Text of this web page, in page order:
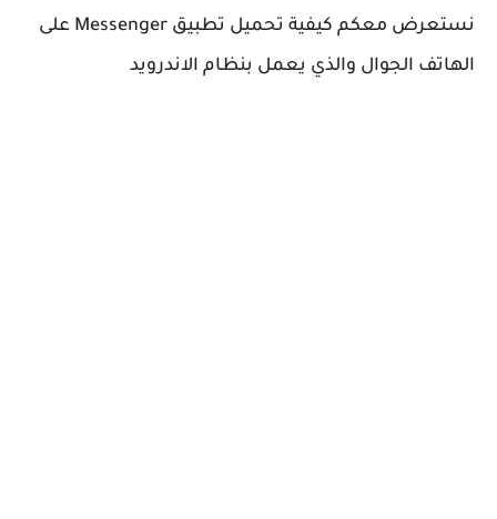
نستعرض معكم كيفية تحميل تطبيق Messenger‏‏ على
الهاتف الجوال والذي يعمل بنظام الاندرويد